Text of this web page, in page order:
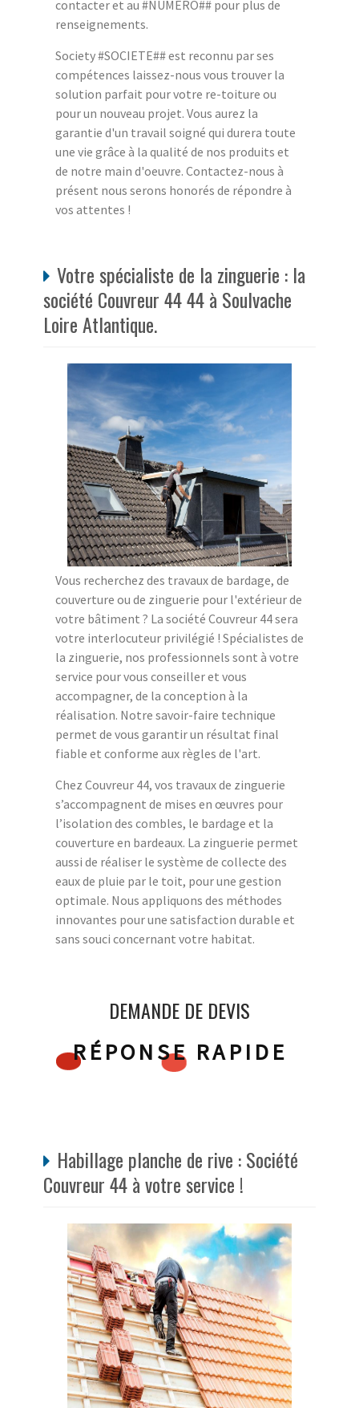
contacter et au #NUMERO## pour plus de
renseignements.
Society #SOCIETE## est reconnu par ses
compétences laissez-nous vous trouver la
solution parfait pour votre re-toiture ou
pour un nouveau projet. Vous aurez la
garantie d'un travail soigné qui durera toute
une vie grâce à la qualité de nos produits et
de notre main d'oeuvre. Contactez-nous à
présent nous serons honorés de répondre à
vos attentes !
Votre spécialiste de la zinguerie : la
société Couvreur 44 44 à Soulvache
Loire Atlantique.
Vous recherchez des travaux de bardage, de
couverture ou de zinguerie pour l'extérieur de
votre bâtiment ? La société Couvreur 44 sera
votre interlocuteur privilégié ! Spécialistes de
la zinguerie, nos professionnels sont à votre
service pour vous conseiller et vous
accompagner, de la conception à la
réalisation. Notre savoir-faire technique
permet de vous garantir un résultat final
fiable et conforme aux règles de l'art.
Chez Couvreur 44, vos travaux de zinguerie
s’accompagnent de mises en œuvres pour
l’isolation des combles, le bardage et la
couverture en bardeaux. La zinguerie permet
aussi de réaliser le système de collecte des
eaux de pluie par le toit, pour une gestion
optimale. Nous appliquons des méthodes
innovantes pour une satisfaction durable et
sans souci concernant votre habitat.
DEMANDE DE DEVIS
RÉPONSE RAPIDE
Habillage planche de rive : Société
Couvreur 44 à votre service !